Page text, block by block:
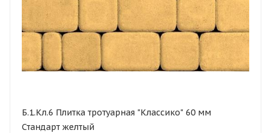
Б.1.Кл.6 Плитка тротуарная "Классико" 60 мм
Стандарт желтый